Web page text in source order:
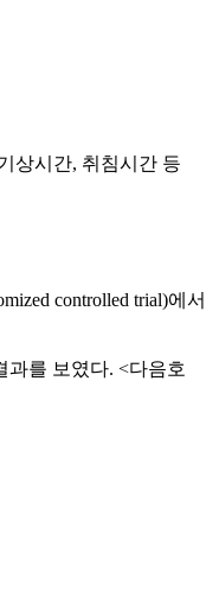
상시간, 취침시간 등
controlled trial)에서
과를 보였다. <다음호